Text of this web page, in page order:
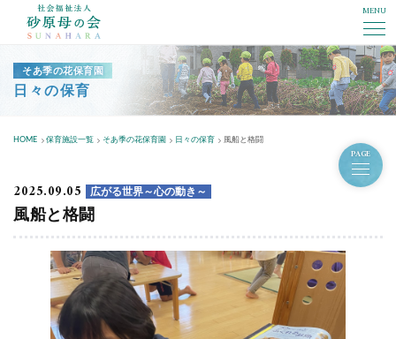
MENU
そあ季の花保育園
日々の保育
HOME 保育施設一覧 そあ季の花保育園 日々の保育 風船と格闘
PAGE
2025.09.05 広がる世界～心の動き～
風船と格闘